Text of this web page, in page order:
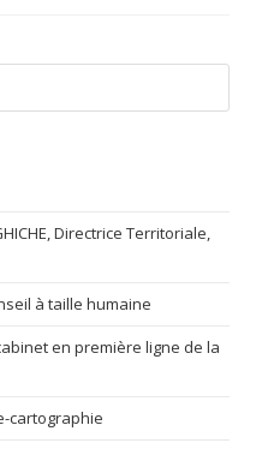
Directrice Territoriale,
à taille humaine
en première ligne de la
cartographie